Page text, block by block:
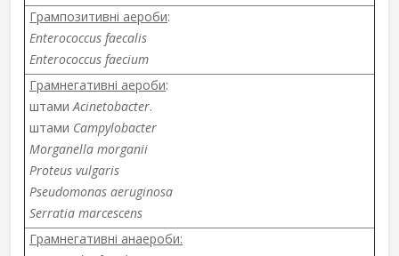
Грампозитивні аероби:
Enterococcus faecalis
Enterococcus faecium
Грамнегативні аероби:
штами Acinetobacter.
штами Campylobacter
Morganella morganii
Proteus vulgaris
Pseudomonas aeruginosa
Serratia marcescens
Грамнегативні анаероби: